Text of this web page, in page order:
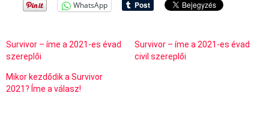
WhatsApp
Survivor – íme a 2021-es évad
szereplői
Survivor – íme a 2021-es évad
civil szereplői
Mikor kezdődik a Survivor
2021? Íme a válasz!